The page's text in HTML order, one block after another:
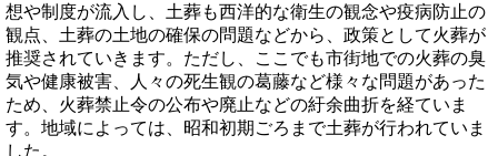
想や制度が流入し、土葬も西洋的な衛生の観念や疫病防止の
観点、土葬の土地の確保の問題などから、政策として火葬が
推奨されていきます。ただし、ここでも市街地での火葬の臭
気や健康被害、人々の死生観の葛藤など様々な問題があった
ため、火葬禁止令の公布や廃止などの紆余曲折を経ていま
す。地域によっては、昭和初期ごろまで土葬が行われていま
した。